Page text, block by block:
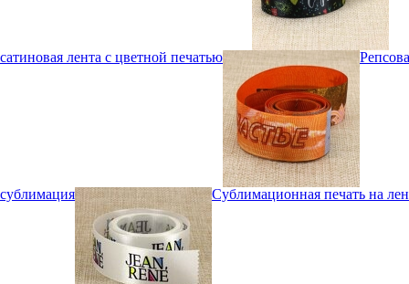
сатиновая лента с цветной печатью
сублимация Сублимационная печать на